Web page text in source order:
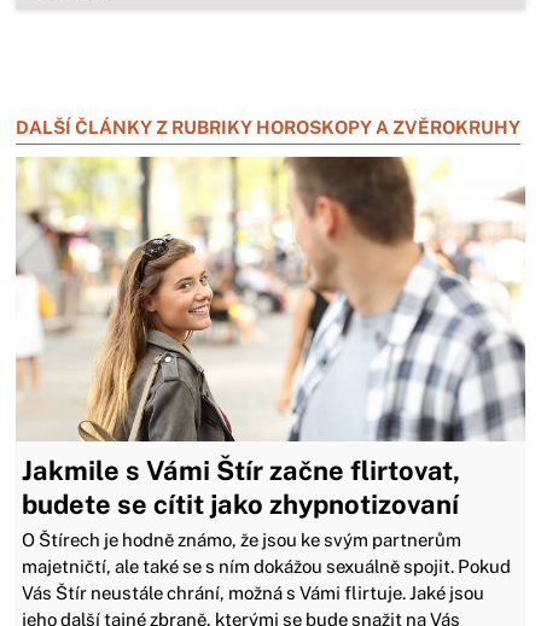
DALŠÍ ČLÁNKY Z RUBRIKY HOROSKOPY A ZVĚROKRUHY
Jakmile s Vámi Štír začne flirtovat,
budete se cítit jako zhypnotizovaní
O Štírech je hodně známo, že jsou ke svým partnerům
majetničtí, ale také se s ním dokážou sexuálně spojit. Pokud
Vás Štír neustále chrání, možná s Vámi flirtuje. Jaké jsou
jeho další tajné zbraně, kterými se bude snažit na Vás